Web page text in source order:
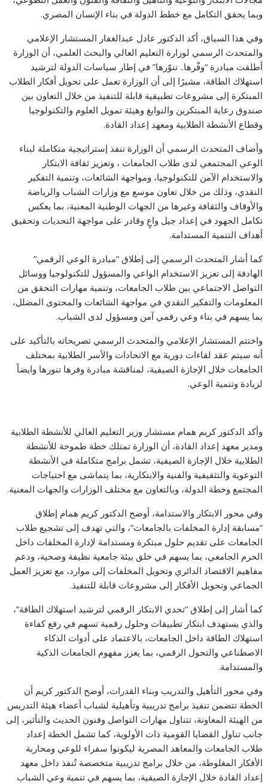
وبما يحقق التكامل مع خطط الدولة في بناء الإنسان المصري.
وفي هذا السياق، أكد الدكتور عادل عبدالغفار المستشار الإعلامي
والمتحدث الرسمي لوزارة التعليم العالي والبحث العلمي، أن الوزارة
أطلقت مبادرة “وفّرها.. تنوّرها” في إطار سياسات الدولة لترشيد
استهلاك الطاقة، مشيرًا إلى أن الوزارة تعمل على تحويل أفكار الطلاب
المبتكرة إلى مشروعات تطبيقية قابلة للتنفيذ من خلال التعاون بين
صندوق رعاية المبتكرين والنوابغ وهيئة تمويل العلوم والتكنولوجيا
وقطاع الأنشطة الطلابية ومعهد إعداد القادة.
وأضاف المتحدث الرسمي أن الوزارة تنفذ إستراتيجية متكاملة لبناء
الوعي المجتمعي لدى طلاب الجامعات ، وتعزيز ثقافة الابتكار
والاستخدام الآمن للتكنولوجيا، ومواجهة الشائعات، وتنمية التفكير
النقدي، وذلك من خلال تعاون موسع مع وزارات الشباب والرياضة
والأوقاف والثقافة وغيرها من الجهات الوطنية المعنية، بما يعكس
تكامل الجهود في إعداد جيل واعٍ وقادر على مواجهة التحديات وتحقيق
أهداف التنمية المستدامة.
كما أشار المتحدث الرسمي إلى إطلاق “مبادرة الوعي الرقمي”
الهادفة إلى تعزيز الاستخدام الواعي والمسؤول للتكنولوجيا ووسائل
التواصل الاجتماعي بين طلاب الجامعات، وتنمية مهارات التحقق من
المعلومات والتفكير النقدي في مواجهة الشائعات والمحتوى المضلل،
بما يسهم في بناء وعي رقمي آمن ومسؤول لدى الشباب.
واختتم المستشار الإعلامي والمتحدث الرسمي تصريحاته بالتأكيد على
أنه سيتم عقد لقاءات دورية مع الاتحادات والأسر الطلابية بمختلف
الجامعات خلال الإجازة الصيفية، لمناقشة مبادرة وفرها تنورها وايضاً
لزيادة وتنمية الوعي.
وأكد الدكتور كريم همام مستشار وزير التعليم العالي للأنشطة الطلابية
ومدير معهد إعداد القادة، أن الوزارة تمتلك خطة طموحة للأنشطة
الطلابية خلال الإجازة الصيفية، تشمل برامج متكاملة في الأنشطة
التوعوية والتثقيفية والفنية والابتكارية، بما يتماشى مع احتياجات
المجتمع وخطة الدولة، وبالتعاون مع مختلف الوزارات والجهات المعنية.
وفي محور الابتكار والاستدامة، أوضح الدكتور كريم همام إطلاق
“مسابقة إدارة المخلفات بالجامعات”، والتي تهدف إلى تشجيع طلاب
الجامعات على تقديم حلول مبتكرة ومستدامة لإدارة المخلفات داخل
الحرم الجامعي، بما يسهم في خلق بيئة جامعية نظيفة وصحية، ودعم
مفاهيم الاقتصاد الدائري وتحويل المخلفات إلى موارد، مع تعزيز العمل
الجماعي وتحويل الأفكار إلى مشروعات قابلة للتنفيذ.
كما أشار إلى إطلاق “تحدي الابتكار الرقمي لترشيد استهلاك الطاقة”،
والذي يستهدف ابتكار تطبيقات وحلول رقمية تسهم في رفع كفاءة
استهلاك الطاقة داخل الجامعات، بالاعتماد على أدوات الذكاء
الاصطناعي والتحول الرقمي، بما يعزز مفهوم الجامعات الذكية
والمستدامة.
وفي محور التأهيل والتدريب وبناء القدرات، أوضح الدكتور كريم أن
الخطة تتضمن تنفيذ برامج تدريبية وتأهيلية لشباب أعضاء هيئة التدريس
من الهيئة المعاونة، تتناول مهارات التواصل وفنون الحديث والتأثير، إلى
جانب تناول القضايا القومية ذات الأولوية، كما تشمل الخطة إعداد
طلاب الجامعات والمعاهد المصرية ليكونوا سفراء للوعي ومحاربة
الأفكار المغلوطة، من خلال برامج تدريبية متخصصة تُنفذ داخل معهد
إعداد القادة خلال الإجازة الصيفية، بما يسهم في تنمية وعي الشباب